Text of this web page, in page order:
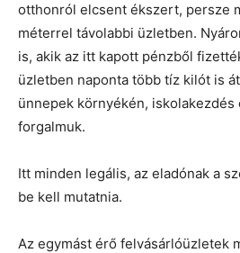
otthonról elcsent ékszert, persze
méterrel távolabbi üzletben.
is, akik az itt kapott pénzből
üzletben naponta több tíz kilót is
ünnepek környékén, iskolakezdés
forgalmuk.
Itt minden legális, az eladónak a
be kell mutatnia.
Az egymást érő felvásárlóüzletek